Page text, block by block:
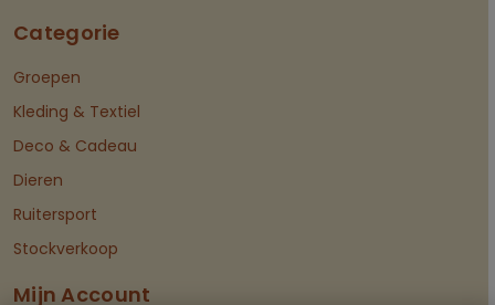
Categorie
Groepen
Kleding & Textiel
Deco & Cadeau
Dieren
Ruitersport
Stockverkoop
Mijn Account